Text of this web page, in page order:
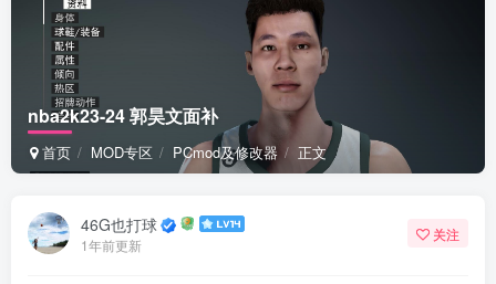
nba2k23-24 郭昊文面补
首页 MOD专区 PCmod及修改器 正文
46G也打球
1年前更新
关注